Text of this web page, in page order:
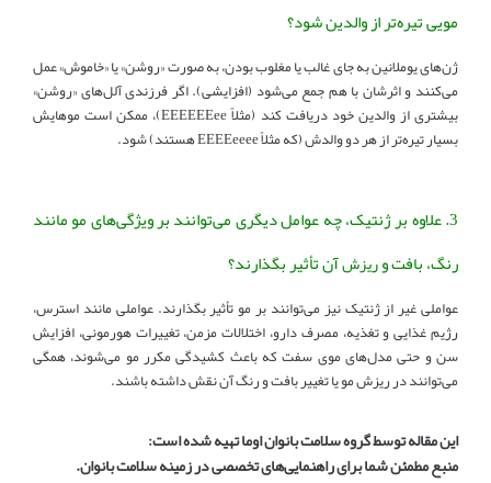
مویی تیره‌تر از والدین شود؟
ژن‌های یوملانین به جای غالب یا مغلوب بودن، به صورت «روشن» یا «خاموش» عمل
می‌کنند و اثرشان با هم جمع می‌شود (افزایشی). اگر فرزندی آلل‌های «روشن»
بیشتری از والدین خود دریافت کند (مثلاً EEEEEEee)، ممکن است موهایش
بسیار تیره‌تر از هر دو والدش (که مثلاً EEEEeeee هستند) شود.
3. علاوه بر ژنتیک، چه عوامل دیگری می‌توانند بر ویژگی‌های مو مانند
رنگ، بافت وریزشآن تأثیر بگذارند؟
عواملی غیر از ژنتیک نیز می‌توانند بر مو تأثیر بگذارند. عواملی مانند استرس،
رژیم غذایی و تغذیه، مصرف دارو، اختلالات مزمن، تغییرات هورمونی، افزایش
سن و حتی مدل‌های موی سفت که باعث کشیدگی مکرر مو می‌شوند، همگی
می‌توانند در ریزش مو یا تغییر بافت و رنگ آن نقش داشته باشند.
این مقاله توسط گروه سلامت بانوان اوما تهیه شده است:
منبع مطمئن شما برای راهنمایی‌های تخصصی در زمینه سلامت بانوان.